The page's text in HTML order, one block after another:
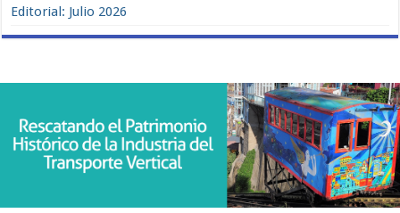
Editorial: Julio 2026